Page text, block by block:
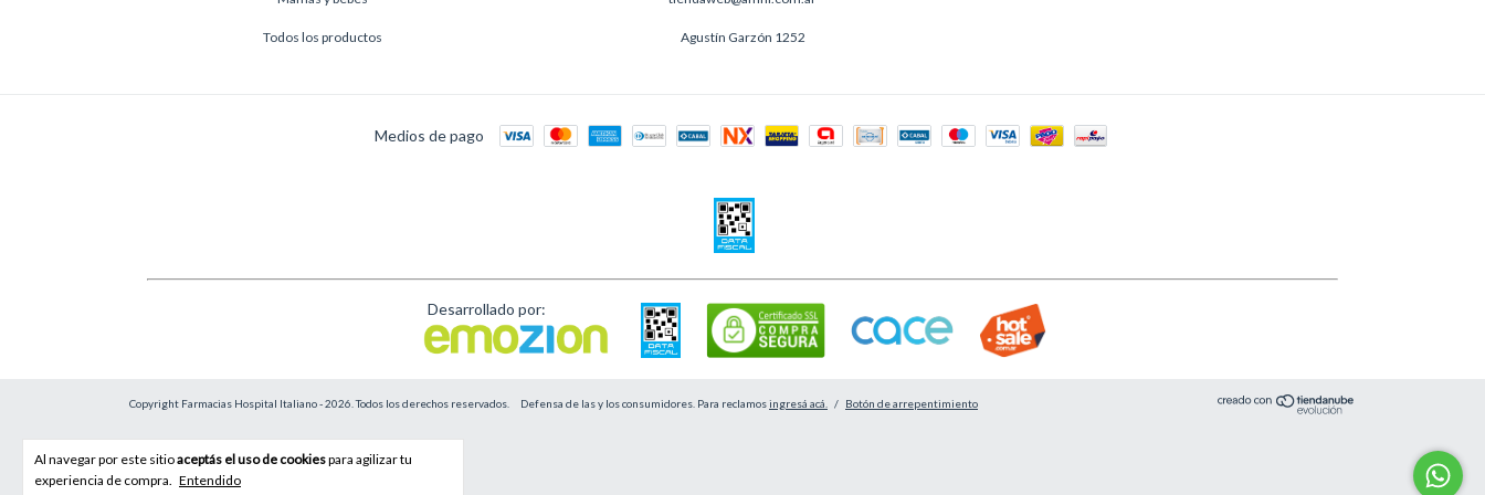
Al navegar por este sitioaceptás el uso de cookiespara agilizar tu
experiencia de compra. Entendido
Todos los productos Agustín Garzón 1252
Medios de pago
Desarrollado por:
Copyright Farmacias Hospital Italiano - 2026. Todos los derechos reservados. Defensa de las y los consumidores. Para reclamosingresá acá. / Botón de arrepentimiento